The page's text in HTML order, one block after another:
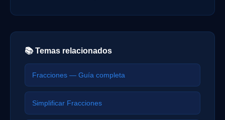
📚 Temas relacionados
Fracciones — Guía completa
Simplificar Fracciones